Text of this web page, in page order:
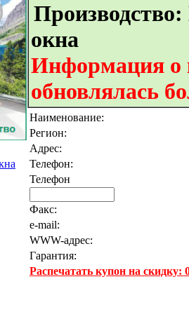
окна
Информация о
обновлялась
Наименование:
Регион:
Адрес:
Телефон:
Телефон
Факс:
e-mail:
WWW-адрес:
Гарантия:
Распечатать купон на скидку: